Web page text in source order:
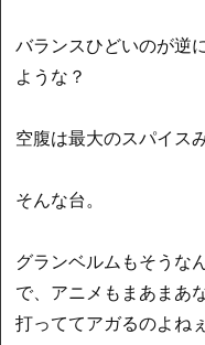
バランスひどいのが逆
ような？
空腹は最大のスパイス
そんな台。
グランベルムもそうな
で、アニメもまあまあ
打っててアガるのよね